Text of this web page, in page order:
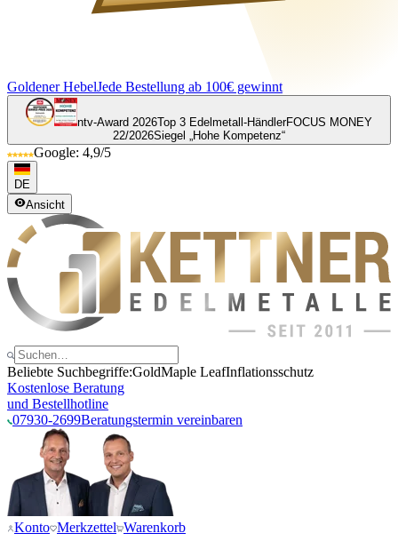
Goldener HebelJede Bestellung ab 100€ gewinnt
ntv-Award 2026Top 3 Edelmetall-HändlerFOCUS MONEY
22/2026Siegel „Hohe Kompetenz“
Google: 4,9/5
DE
Ansicht
Beliebte Suchbegriffe:GoldMaple LeafInflationsschutz
Kostenlose Beratung
und Bestellhotline
07930-2699Beratungstermin vereinbaren
Konto Merkzettel Warenkorb